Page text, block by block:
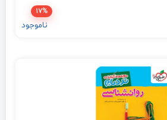
17%
ناموجود